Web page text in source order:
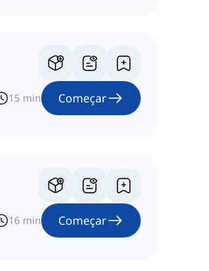
15 min Começar
16 min Começar